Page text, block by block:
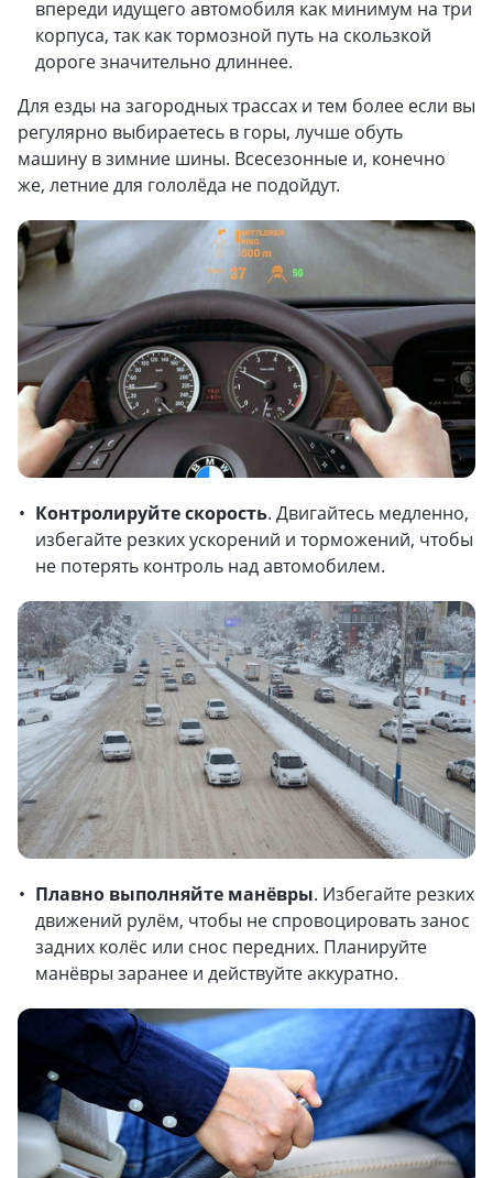
впереди идущего автомобиля как минимум на три
корпуса, так как тормозной путь на скользкой
дороге значительно длиннее.
Для езды на загородных трассах и тем более если вы
регулярно выбираетесь в горы, лучше обуть
машину в зимние шины. Всесезонные и, конечно
же, летние для гололёда не подойдут.
Контролируйте скорость. Двигайтесь медленно,
избегайте резких ускорений и торможений, чтобы
не потерять контроль над автомобилем.
Плавно выполняйте манёвры. Избегайте резких
движений рулём, чтобы не спровоцировать занос
задних колёс или снос передних. Планируйте
манёвры заранее и действуйте аккуратно.